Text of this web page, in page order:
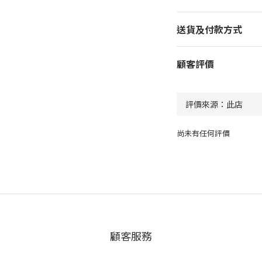
送貨及付款方式
顧客評價
尚未有任何評價
顧客服務